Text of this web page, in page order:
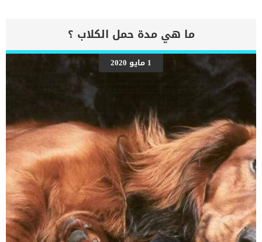
عند الكلاب على سبيل المثال، هذا أحد الأخطاء الشائعة عن عالم القطط.
هل تتذكر القطط أصحابها بناء على تجربة حديثة فإن القطط عندها ذاكرة
طويلة الأمد جيدة جدا، فهي تستطيع أن تتذكر أحداث وأشخاص مر عليها
سنوات عديدة.. اقرأ : هل يعرف القط صاحبه ؟ وهل تعرف القطط اولادها
؟ ليس هذا فقط، بل تستطيع القطط أن تتذكر مشاعرها الإيجابية
والسلبية بخصوص مواقف معينة، كما تستطيع استخدام بعض الأدوات
التي اعتادت استخدامها مرات عديدة مما يدل على قدرتها على التعلم
بسهولة. كل هذه الأفعال المسئول عنها مركز الذاكرة لذلك إذا كنت
تتسائل هل […]
ما هي مدة حمل الكلاب ؟
1 مايو 2020